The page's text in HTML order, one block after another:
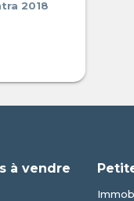
2018
à vendre